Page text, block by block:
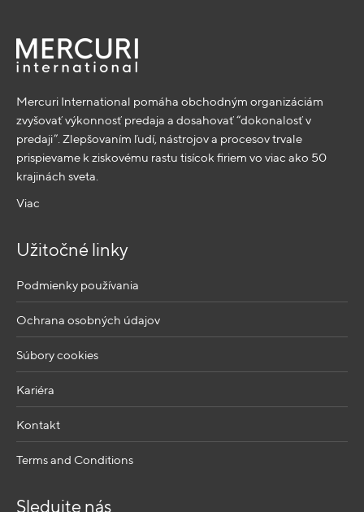
Mercuri International pomáha obchodným organizáciám
zvyšovať výkonnosť predaja a dosahovať “dokonalosť v
predaji”. Zlepšovaním ľudí, nástrojov a procesov trvale
prispievame k ziskovému rastu tisícok firiem vo viac ako 50
krajinách sveta.
Viac
Užitočné linky
Podmienky používania
Ochrana osobných údajov
Súbory cookies
Kariéra
Kontakt
Terms and Conditions
Sledujte nás